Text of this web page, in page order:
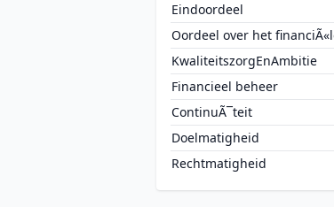
Eindoordeel
Oordeel over het
KwaliteitszorgEnAmbitie
Financieel beheer
ContinuÃ¯teit
Doelmatigheid
Rechtmatigheid